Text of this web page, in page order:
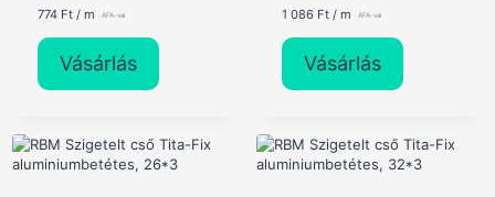
774 Ft/ m
Vásárlás
1 086 Ft/ m
Vásárlás